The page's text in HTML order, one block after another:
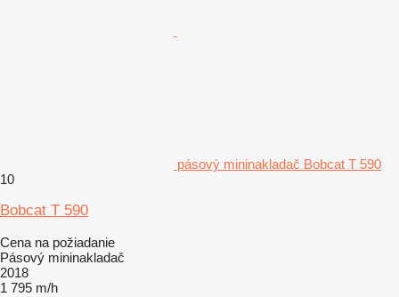
pásový mininakladač Bobcat T 590
10
Bobcat T 590
Cena na požiadanie
Pásový mininakladač
2018
1 795 m/h